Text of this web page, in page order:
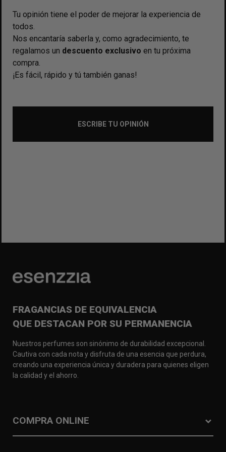
Tu opinión tiene el poder de mejorar la experiencia de
todos.
Nos encantaría saberla y, como agradecimiento, te
regalamos un descuento exclusivo en tu próxima
compra.
¡Es fácil, rápido y tú también ganas!
ESCRIBE TU OPINIÓN
FRAGANCIAS DE EQUIVALENCIA
QUE DESTACAN POR SU PERMANENCIA
Nuestros perfumes son sinónimo de durabilidad excepcional.
Cautiva con cada nota y disfruta de una esencia que perdura,
creando una experiencia única y duradera para quienes eligen
la calidad y el ahorro.
COMPRA ONLINE